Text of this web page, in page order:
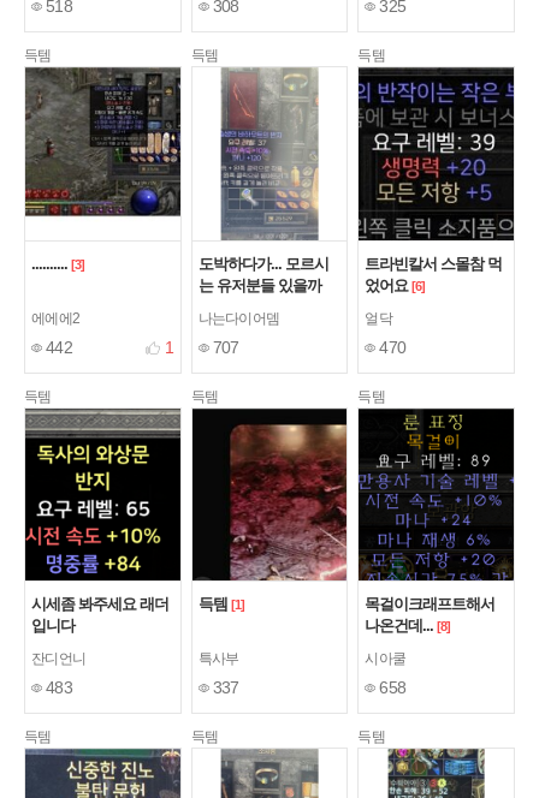
518 308 325
득템
.......... [3]
에에에2
442 1
득템
도박하다가... 모르시
는 유저분들 있을까
나는다이어뎀
707
득템
트라빈칼서 스몰참 먹
었어요 [6]
얼닥
470
득템
시세좀 봐주세요 래더
입니다
잔디언니
483
득템
득템 [1]
특사부
337
득템
목걸이크래프트해서
나온건데... [8]
시아쿨
658
득템 득템 득템